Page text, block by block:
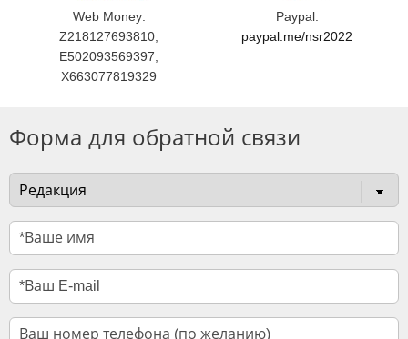
Web Money:
Z218127693810,
E502093569397,
X663077819329
Paypal:
paypal.me/nsr2022
Форма для обратной связи